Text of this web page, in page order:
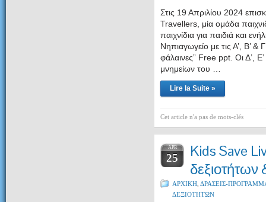
Στις 19 Απριλίου 2024
Travellers, μία ομάδα
παιχνίδια για παιδιά και
Νηπιαγωγείο με τις Α’, Β’ & Γ
φάλαινες” Free ppt. Οι Δ’, Ε’
μνημείων του …
Lire la Suite »
Cet article n'a pas de mots-clés
APR
25
Kids Save
ΑΡΧΙΚΗ ΔΡΑΣΕΙΣ-
ΔΕΞΙΟΤΗΤΩΝ